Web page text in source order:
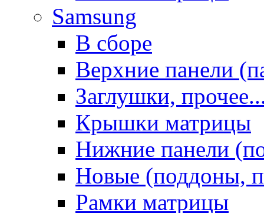
Samsung
В сборе
Верхние панели
Заглушки,
Крышки матрицы
Нижние панели
Новые (поддоны,
Рамки матрицы